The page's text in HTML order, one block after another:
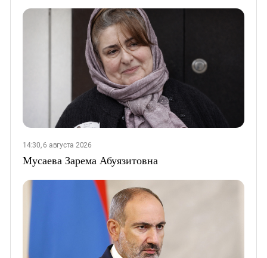
14:30, 6 августа 2026
Мусаева Зарема Абуязитовна